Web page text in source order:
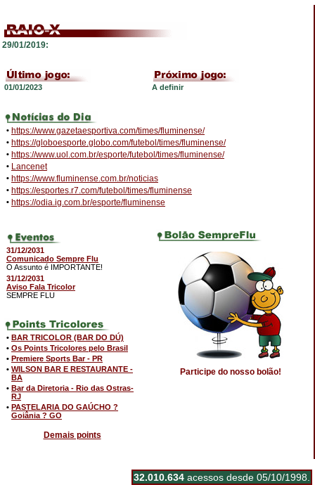
29/01/2019:
01/01/2023 A definir
• https://www.gazetaesportiva.com/times/fluminense/
• https://globoesporte.globo.com/futebol/times/fluminense/
• https://www.uol.com.br/esporte/futebol/times/fluminense/
• Lancenet
• https://www.fluminense.com.br/noticias
• https://esportes.r7.com/futebol/times/fluminense
• https://odia.ig.com.br/esporte/fluminense
31/12/2031
Comunicado Sempre Flu
O Assunto é IMPORTANTE!
31/12/2031
Aviso Fala Tricolor
SEMPRE FLU
• BAR TRICOLOR (BAR DO DÚ)
• Os Points Tricolores pelo Brasil
• Premiere Sports Bar - PR
• WILSON BAR E RESTAURANTE -
BA
• Bar da Diretoria - Rio das Ostras-
RJ
• PASTELARIA DO GAÚCHO ?
Goiânia ? GO
Demais points
Participe do nosso bolão!
32.010.634 acessos desde 05/10/1998.